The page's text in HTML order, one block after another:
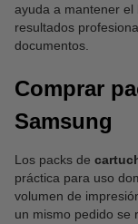
ayuda a mantener
resultados
documentos.
Comprar
Samsung
Los packs de
práctica para uso
volumen de
un mismo pedido se